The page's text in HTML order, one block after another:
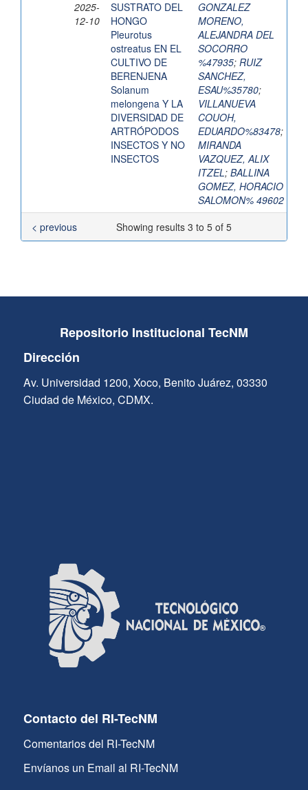
2025-
12-10
SUSTRATO DEL
HONGO
Pleurotus
ostreatus EN EL
CULTIVO DE
BERENJENA
Solanum
melongena Y LA
DIVERSIDAD DE
ARTRÓPODOS
INSECTOS Y NO
INSECTOS
GONZALEZ
MORENO,
ALEJANDRA DEL
SOCORRO
%47935; RUIZ
SANCHEZ,
ESAU%35780;
VILLANUEVA
COUOH,
EDUARDO%83478;
MIRANDA
VAZQUEZ, ALIX
ITZEL; BALLINA
GOMEZ, HORACIO
SALOMON% 49602
Showing results 3 to 5 of 5
< previous
Repositorio Institucional TecNM
Dirección
Av. Universidad 1200, Xoco, Benito Juárez, 03330
Ciudad de México, CDMX.
Contacto del RI-TecNM
Comentarios del RI-TecNM
Envíanos un Email al RI-TecNM